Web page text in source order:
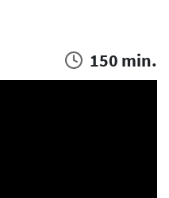
150 min.